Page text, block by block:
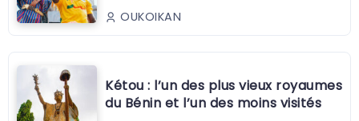
OUKOIKAN
Kétou : l’un des plus vieux royaumes
du Bénin et l’un des moins visités